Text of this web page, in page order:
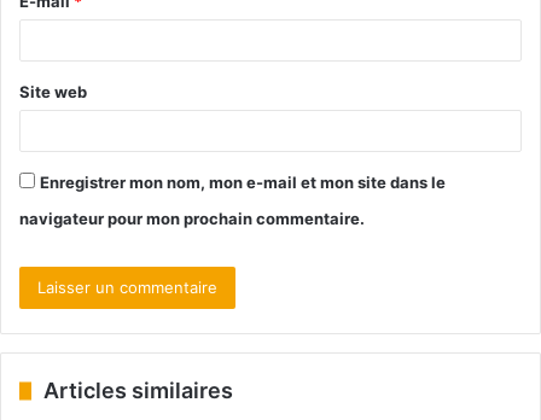
Site web
Enregistrer mon nom, mon e-mail et mon site dans le
navigateur pour mon prochain commentaire.
Articles similaires